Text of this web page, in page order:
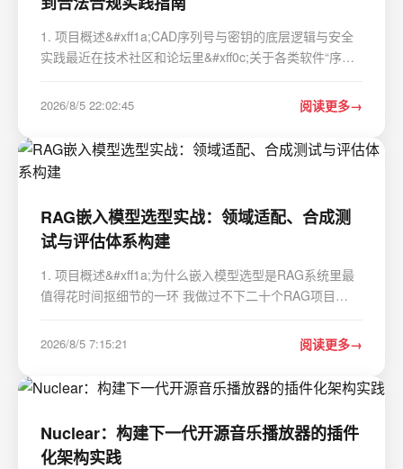
1. 项目概述&#xff1a;CAD序列号与密钥的底层逻辑与安全
实践最近在技术社区和论坛里&#xff0c;关于各类软件“序列
序列号和密钥001p1”这样的具体搜索词频繁出现。作为一
2026/8/5 22:02:45 阅读更多
RAG嵌入模型选型实战：领域适配、合成测
试与评估体系构建
1. 项目概述&#xff1a;为什么嵌入模型选型是RAG系统里最
值得花时间抠细节的一环 我做过不下二十个RAG项目
做产线PLC故障排查助手&#xff0c;再到给律所做合同条款比
对工具。每次上线前客户问得最多的问题不是“…
2026/8/5 7:15:21 阅读更多
Nuclear：构建下一代开源音乐播放器的插件
化架构实践